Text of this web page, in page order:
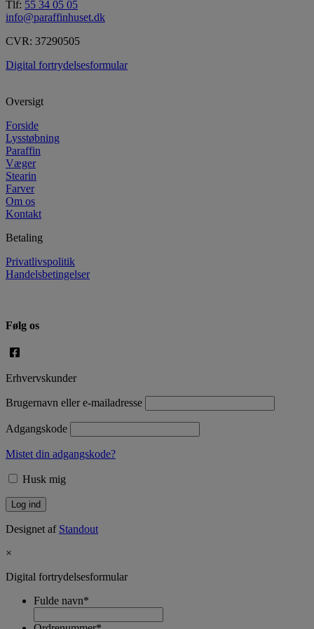
Tlf: 55 34 05 05
info@paraffinhuset.dk
CVR: 37290505
Digital fortrydelsesformular
Oversigt
Forside
Lysstøbning
Paraffin
Væger
Stearin
Farver
Om os
Kontakt
Betaling
Privatlivspolitik
Handelsbetingelser
Følg os
Erhvervskunder
Brugernavn eller e-mailadresse
Adgangskode
Mistet din adgangskode?
Husk mig
Designet af Standout
×
Digital fortrydelsesformular
Fulde navn*